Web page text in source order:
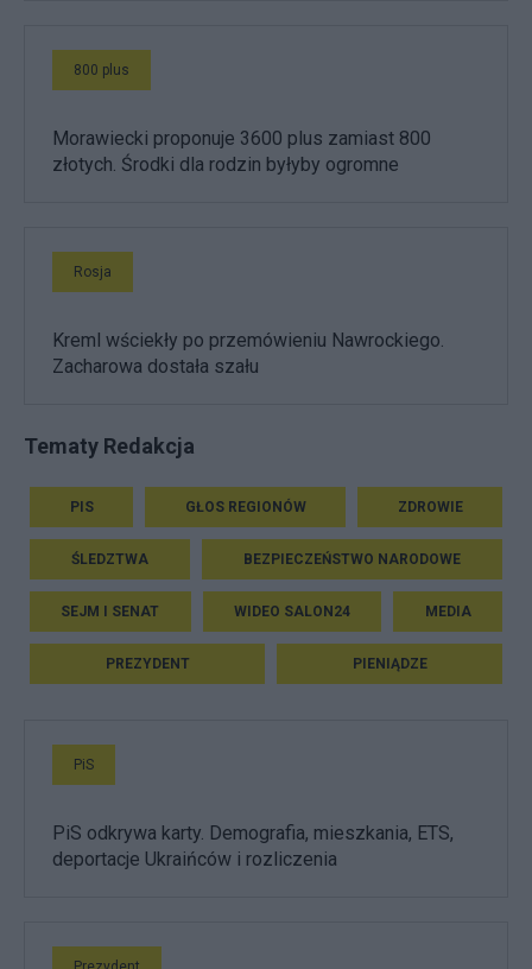
800 plus
Morawiecki proponuje 3600 plus zamiast 800
złotych. Środki dla rodzin byłyby ogromne
Rosja
Kreml wściekły po przemówieniu Nawrockiego.
Zacharowa dostała szału
Tematy Redakcja
PIS GŁOS REGIONÓW ZDROWIE
ŚLEDZTWA BEZPIECZEŃSTWO NARODOWE
SEJM I SENAT WIDEO SALON24 MEDIA
PREZYDENT PIENIĄDZE
PiS
PiS odkrywa karty. Demografia, mieszkania, ETS,
deportacje Ukraińców i rozliczenia